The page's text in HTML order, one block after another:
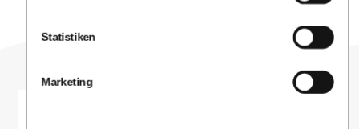
Statistiken
Marketing